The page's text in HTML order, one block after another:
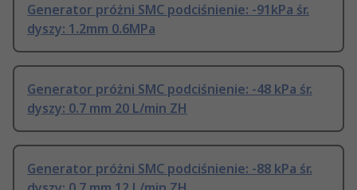
Generator próżni SMC podciśnienie: -91kPa śr.
dyszy: 1.2mm 0.6MPa
Generator próżni SMC podciśnienie: -48 kPa śr.
dyszy: 0.7 mm 20 L/min ZH
Generator próżni SMC podciśnienie: -88 kPa śr.